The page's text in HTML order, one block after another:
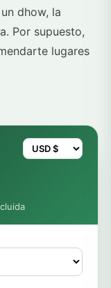
dhow, la
Por supuesto,
lugares